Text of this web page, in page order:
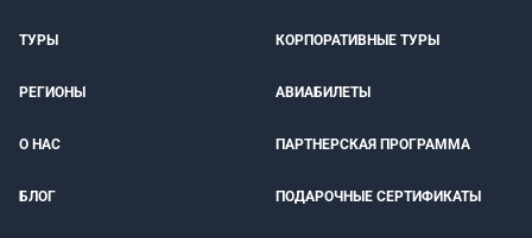
ТУРЫ КОРПОРАТИВНЫЕ ТУРЫ
РЕГИОНЫ АВИАБИЛЕТЫ
О НАС ПАРТНЕРСКАЯ ПРОГРАММА
БЛОГ ПОДАРОЧНЫЕ СЕРТИФИКАТЫ